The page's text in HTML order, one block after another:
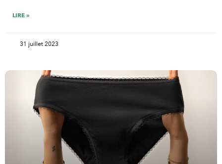
LIRE »
31 juillet 2023